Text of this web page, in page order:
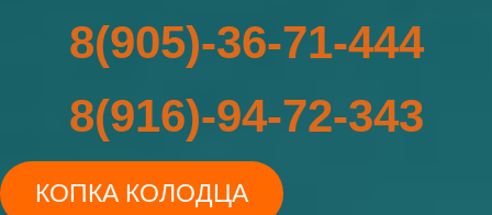
8(905)-36-71-444
8(916)-94-72-343
КОПКА КОЛОДЦА